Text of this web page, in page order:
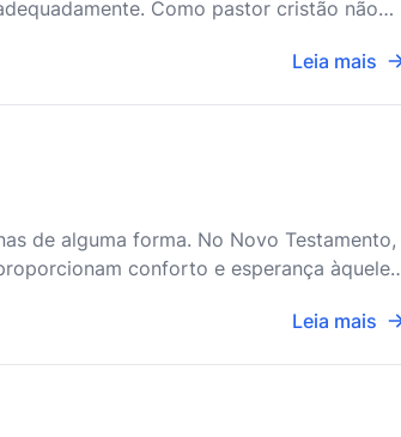
Como pastor cristão não
Leia mais
de alguma forma. No Novo Testamento,
conforto e esperança àqueles
Leia mais